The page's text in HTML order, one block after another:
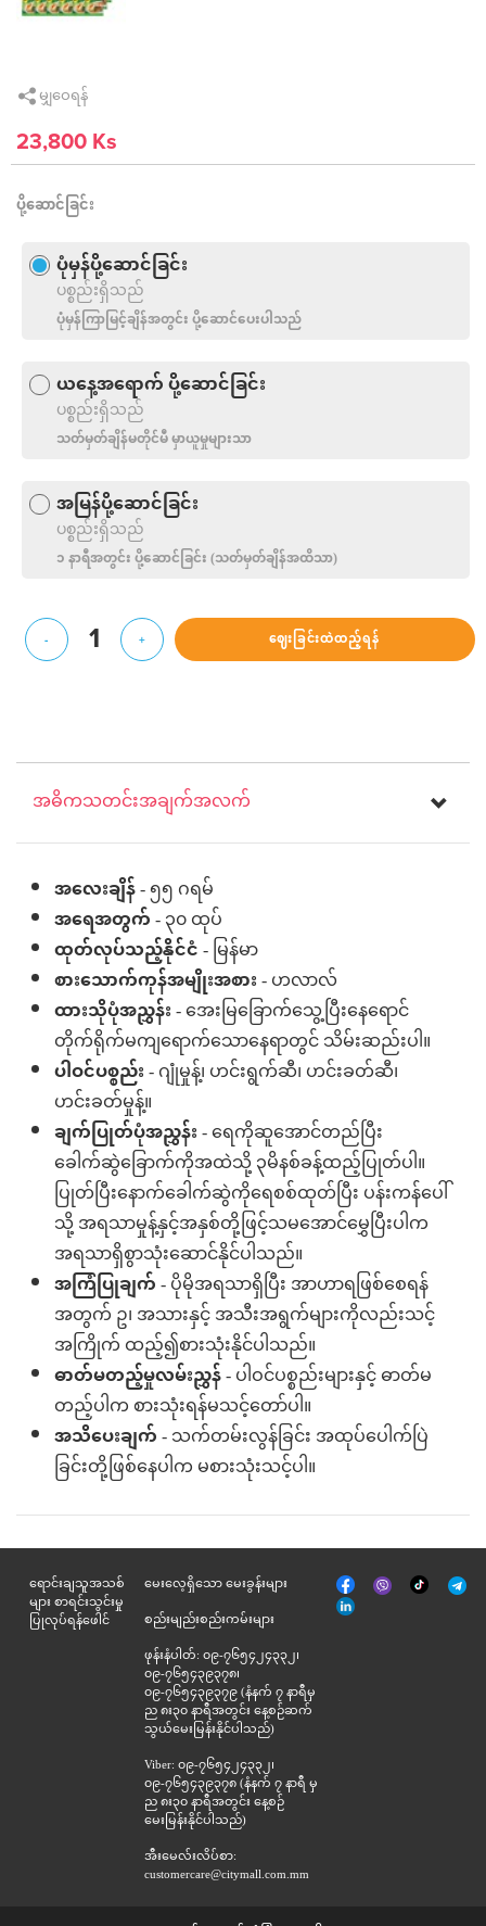
မျှဝေရန်
23,800 Ks
ပို့ဆောင်ခြင်း
ပုံမှန်ပို့ဆောင်ခြင်း
ပစ္စည်းရှိသည်
ပုံမှန်ကြာမြင့်ချိန်အတွင်း ပို့ဆောင်ပေးပါသည်
ယနေ့အရောက် ပို့ဆောင်ခြင်း
ပစ္စည်းရှိသည်
သတ်မှတ်ချိန်မတိုင်မီ မှာယူမှုများသာ
အမြန်ပို့ဆောင်ခြင်း
ပစ္စည်းရှိသည်
၁ နာရီအတွင်း ပို့‌ဆောင်ခြင်း (သတ်မှတ်ချိန်အထိသာ)
- 1 + ဈေးခြင်းထဲထည့်ရန်
အဓိကသတင်းအချက်အလက်
အလေးချိန်- ၅၅ ဂရမ်
အရေအတွက်- ၃၀ ထုပ်
ထုတ်လုပ်သည့်နိုင်ငံ- မြန်မာ
စားသောက်ကုန်အမျိုးအစား- ဟလာလ်
ထားသိုပုံအညွှန်း- အေးမြခြောက်သွေ့ပြီးနေရောင်
တိုက်ရိုက်မကျရောက်သောနေရာတွင် သိမ်းဆည်းပါ။
ပါဝင်ပစ္စည်း- ဂျုံမှုန့်၊ ဟင်းရွက်ဆီ၊ ဟင်းခတ်ဆီ၊
ဟင်းခတ်မှုန့်။
ချက်ပြုတ်ပုံအညွှန်း- ရေကိုဆူအောင်တည်ပြီး
ခေါက်ဆွဲခြောက်ကိုအထဲသို့ ၃မိနစ်ခန့်ထည့်ပြုတ်ပါ။
ပြုတ်ပြီးနောက်ခေါက်ဆွဲကိုရေစစ်ထုတ်ပြီး ပန်းကန်ပေါ်
သို့ အရသာမှုန့်နှင့်အနှစ်တို့ဖြင့်သမအောင်မွှေပြီးပါက
အရသာရှိစွာသုံးဆောင်နိုင်ပါသည်။
အကြံပြုချက်- ပိုမိုအရသာရှိပြီး အာဟာရဖြစ်စေရန်
အတွက် ဥ၊ အသားနှင့် အသီးအရွက်များကိုလည်းသင့်
အကြိုက် ထည့်၍စားသုံးနိုင်ပါသည်။
ဓာတ်မတည့်မှုလမ်းညွှန်- ပါဝင်ပစ္စည်းများနှင့် ဓာတ်မ
တည့်ပါက စားသုံးရန်မသင့်တော်ပါ။
အသိပေးချက်- သက်တမ်းလွန်ခြင်း အထုပ်ပေါက်ပြဲ
ခြင်းတို့ဖြစ်နေပါက မစားသုံးသင့်ပါ။
ရောင်းချသူအသစ်
များ စာရင်းသွင်းမှု
ပြုလုပ်ရန်ဖေါင်
မေးလေ့ရှိသော မေးခွန်းများ
စည်းမျည်းစည်းကမ်းများ
ဖုန်းနံပါတ်: ၀၉-၇၆၅၄၂၄၃၃၂၊
၀၉-၇၆၅၄၃၉၃၇၈၊
၀၉-၇၆၅၄၃၉၃၇၉ (နံနက် ၇ နာရီမှ
ည ၈း၃၀ နာရီအတွင်း နေ့စဉ်ဆက်
သွယ်မေးမြန်းနိုင်ပါသည်)
Viber: ၀၉-၇၆၅၄၂၄၃၃၂၊
၀၉-၇၆၅၄၃၉၃၇၈ (နံနက် ၇ နာရီ မှ
ည ၈း၃၀ နာရီအတွင်း နေ့စဉ်
မေးမြန်းနိုင်ပါသည်)
အီးမေလ်းလိပ်စာ:
customercare@citymall.com.mm
မျက်နှာစာ
အုပ်
Viber Tik
Tok
နှင့်
ဆက်စပ်